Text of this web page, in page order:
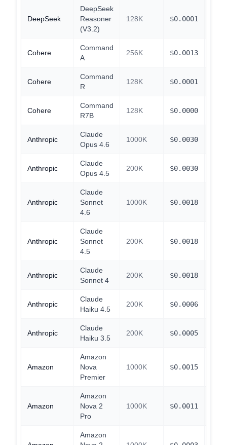
DeepSeek
DeepSeek
Reasoner
(V3.2)
128K $0.0001
Cohere
Command
A
256K $0.0013
Cohere
Command
R
128K $0.0001
Cohere
Command
R7B
128K $0.0000
Anthropic
Claude
Opus 4.6
1000K $0.0030
Anthropic
Claude
Opus 4.5
200K $0.0030
Anthropic
Claude
Sonnet
4.6
1000K $0.0018
Anthropic
Claude
Sonnet
4.5
200K $0.0018
Anthropic
Claude
Sonnet 4
200K $0.0018
Anthropic
Claude
Haiku 4.5
200K $0.0006
Anthropic
Claude
Haiku 3.5
200K $0.0005
Amazon
Amazon
Nova
Premier
1000K $0.0015
Amazon
Amazon
Nova 2
Pro
1000K $0.0011
Amazon